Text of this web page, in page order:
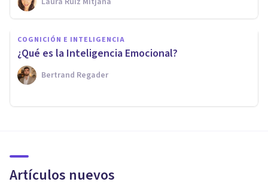
COGNICIÓN E INTELIGENCIA
¿Qué es la Inteligencia Emocional?
Bertrand Regader
Artículos nuevos